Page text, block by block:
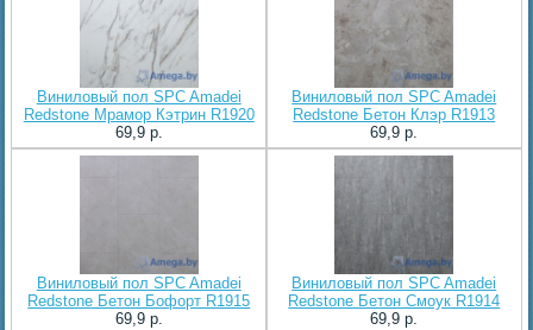
Виниловый пол SPC Amadei
Redstone Мрамор Кэтрин R1920
69,9 p.
Виниловый пол SPC Amadei
Redstone Бетон Клэр R1913
69,9 p.
Виниловый пол SPC Amadei
Redstone Бетон Бофорт R1915
69,9 p.
Виниловый пол SPC Amadei
Redstone Бетон Смоук R1914
69,9 p.